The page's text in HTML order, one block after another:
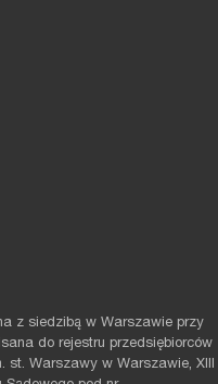
z siedzibą w Warszawie przy
do rejestru przedsiębiorców
st. Warszawy w Warszawie, XIII